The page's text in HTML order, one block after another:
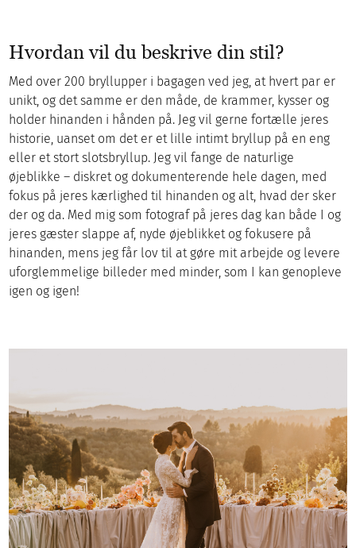
Hvordan vil du beskrive din stil?
Med over 200 bryllupper i bagagen ved jeg, at hvert par er
unikt, og det samme er den måde, de krammer, kysser og
holder hinanden i hånden på. Jeg vil gerne fortælle jeres
historie, uanset om det er et lille intimt bryllup på en eng
eller et stort slotsbryllup. Jeg vil fange de naturlige
øjeblikke – diskret og dokumenterende hele dagen, med
fokus på jeres kærlighed til hinanden og alt, hvad der sker
der og da. Med mig som fotograf på jeres dag kan både I og
jeres gæster slappe af, nyde øjeblikket og fokusere på
hinanden, mens jeg får lov til at gøre mit arbejde og levere
uforglemmelige billeder med minder, som I kan genopleve
igen og igen!